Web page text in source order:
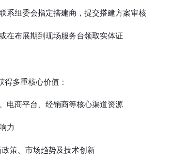
系组委会指定搭建商，提交搭建方案审核
在布展期到现场服务台领取实体证
多重核心价值：
电商平台、经销商等核心渠道资源
力
策、市场趋势及技术创新